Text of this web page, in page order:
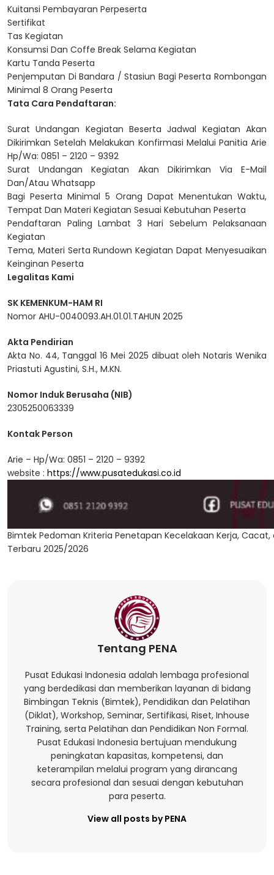
Kuitansi Pembayaran Perpeserta
Sertifikat
Tas Kegiatan
Konsumsi Dan Coffe Break Selama Kegiatan
Kartu Tanda Peserta
Penjemputan Di Bandara / Stasiun Bagi Peserta Rombongan
Minimal 8 Orang Peserta
Tata Cara Pendaftaran:
Surat Undangan Kegiatan Beserta Jadwal Kegiatan Akan
Dikirimkan Setelah Melakukan Konfirmasi Melalui Panitia Arie
Hp/Wa: 0851 – 2120 – 9392
Surat Undangan Kegiatan Akan Dikirimkan Via E-Mail
Dan/Atau Whatsapp
Bagi Peserta Minimal 5 Orang Dapat Menentukan Waktu,
Tempat Dan Materi Kegiatan Sesuai Kebutuhan Peserta
Pendaftaran Paling Lambat 3 Hari Sebelum Pelaksanaan
Kegiatan
Tema, Materi Serta Rundown Kegiatan Dapat Menyesuaikan
Keinginan Peserta
Legalitas Kami
SK KEMENKUM-HAM RI
Nomor AHU-0040093.AH.01.01.TAHUN 2025
Akta Pendirian
Akta No. 44, Tanggal 16 Mei 2025 dibuat oleh Notaris Wenika
Priastuti Agustini, S.H., M.KN.
Nomor Induk Berusaha (NIB)
2305250063339
Kontak Person
Arie – Hp/Wa: 0851 – 2120 – 9392
website : https://www.pusatedukasi.co.id
Bimtek Pedoman Kriteria Penetapan Kecelakaan Kerja,
Terbaru 2025/2026
Tentang PENA
Pusat Edukasi Indonesia adalah lembaga profesional
yang berdedikasi dan memberikan layanan di bidang
Bimbingan Teknis (Bimtek), Pendidikan dan Pelatihan
(Diklat), Workshop, Seminar, Sertifikasi, Riset, Inhouse
Training, serta Pelatihan dan Pendidikan Non Formal.
Pusat Edukasi Indonesia bertujuan mendukung
peningkatan kapasitas, kompetensi, dan
keterampilan melalui program yang dirancang
secara profesional dan sesuai dengan kebutuhan
para peserta.
View all posts by PENA